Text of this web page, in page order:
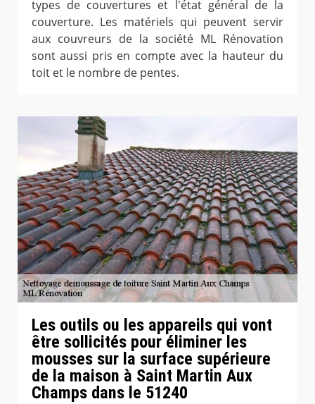
types de couvertures et l'état général de la
couverture. Les matériels qui peuvent servir
aux couvreurs de la société ML Rénovation
sont aussi pris en compte avec la hauteur du
toit et le nombre de pentes.
Les outils ou les appareils qui vont
être sollicités pour éliminer les
mousses sur la surface supérieure
de la maison à Saint Martin Aux
Champs dans le 51240